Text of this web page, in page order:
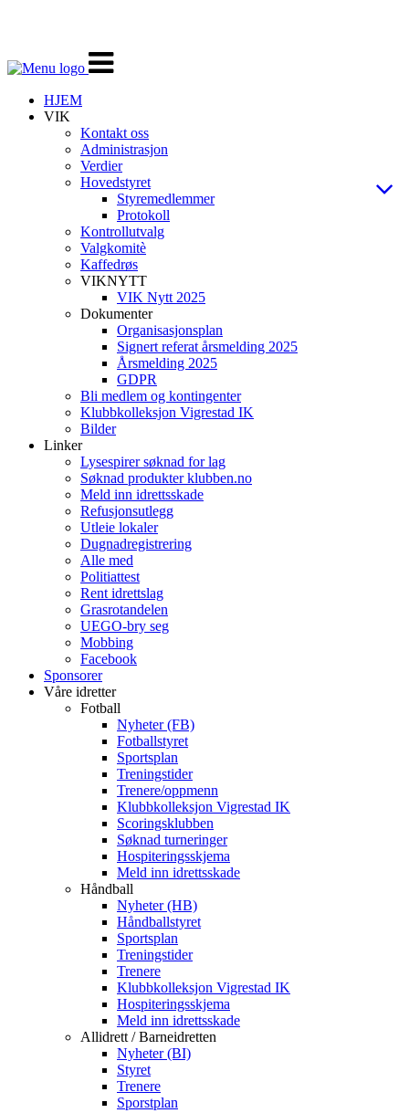
Veksle
navigasjon
HJEM
VIK
Kontakt oss
Administrasjon
Verdier
Hovedstyret
Styremedlemmer
Protokoll
Kontrollutvalg
Valgkomitè
Kaffedrøs
VIKNYTT
VIK Nytt 2025
Dokumenter
Organisasjonsplan
Signert referat årsmelding 2025
Årsmelding 2025
GDPR
Bli medlem og kontingenter
Klubbkolleksjon Vigrestad IK
Bilder
Linker
Lysespirer søknad for lag
Søknad produkter klubben.no
Meld inn idrettsskade
Refusjonsutlegg
Utleie lokaler
Dugnadregistrering
Alle med
Politiattest
Rent idrettslag
Grasrotandelen
UEGO-bry seg
Mobbing
Facebook
Sponsorer
Våre idretter
Fotball
Nyheter (FB)
Fotballstyret
Sportsplan
Treningstider
Trenere/oppmenn
Klubbkolleksjon Vigrestad IK
Scoringsklubben
Søknad turneringer
Hospiteringsskjema
Meld inn idrettsskade
Håndball
Nyheter (HB)
Håndballstyret
Sportsplan
Treningstider
Trenere
Klubbkolleksjon Vigrestad IK
Hospiteringsskjema
Meld inn idrettsskade
Allidrett / Barneidretten
Nyheter (BI)
Styret
Trenere
Sporstplan